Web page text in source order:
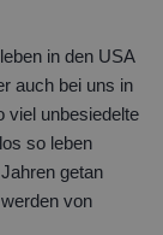
in den USA
auch bei uns in
viel unbesiedelte
so leben
getan
von